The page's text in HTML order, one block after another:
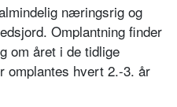
næringsrig og
Omplantning finder
om året i de tidlige
omplantes hvert 2.-3. år